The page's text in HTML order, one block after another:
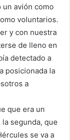
avión como
voluntarios.
y con nuestra
de lleno en
detectado a
posicionada la
a
que era un
segunda, que
se va a